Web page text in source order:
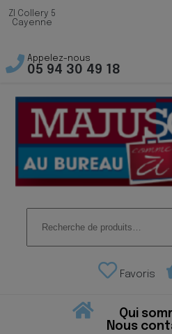
ZI Collery 5
Cayenne
Appelez-nous
05 94 30 49 18
pour :
Favoris
Qui
Nous